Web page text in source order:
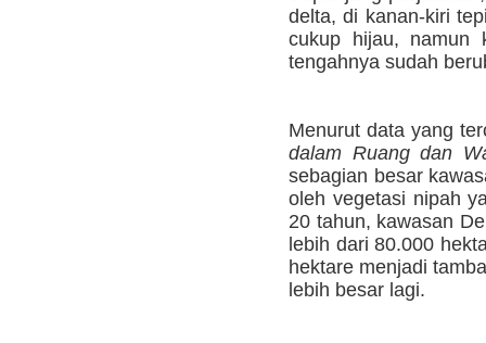
delta, di kanan-kiri
cukup hijau, namun
tengahnya sudah
Menurut data yang
dalam Ruang dan
sebagian besar
oleh vegetasi nipah
20 tahun, kawasan
lebih dari 80.000
hektare menjadi
lebih besar lagi.